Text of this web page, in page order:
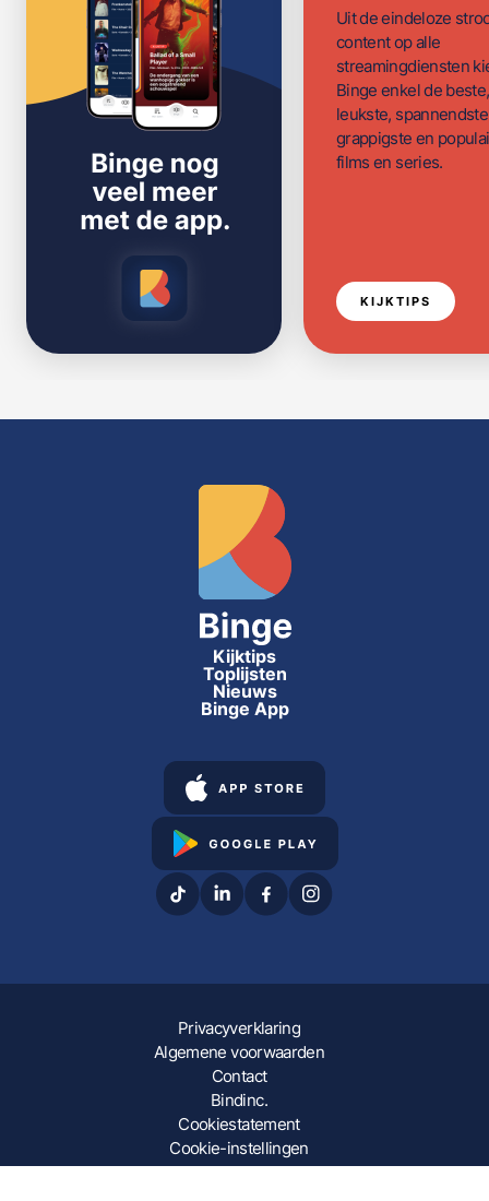
Uit de eindeloze
content op alle
streamingdiensten
Binge enkel de beste,
leukste,
grappigste en
films en series.
KIJKTIPS
Kijktips
Toplijsten
Nieuws
Binge App
Privacyverklaring
Algemene voorwaarden
Contact
Bindinc.
Cookiestatement
Cookie-instellingen